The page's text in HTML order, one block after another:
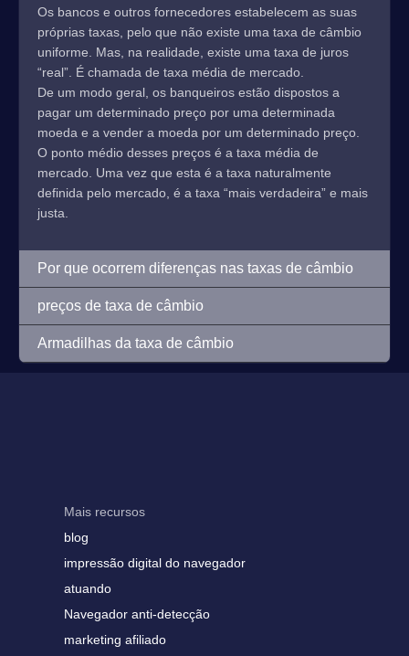
Os bancos e outros fornecedores estabelecem as suas
próprias taxas, pelo que não existe uma taxa de câmbio
uniforme. Mas, na realidade, existe uma taxa de juros
“real”. É chamada de taxa média de mercado.
De um modo geral, os banqueiros estão dispostos a
pagar um determinado preço por uma determinada
moeda e a vender a moeda por um determinado preço.
O ponto médio desses preços é a taxa média de
mercado. Uma vez que esta é a taxa naturalmente
definida pelo mercado, é a taxa “mais verdadeira” e mais
justa.
Por que ocorrem diferenças nas taxas de câmbio
preços de taxa de câmbio
Armadilhas da taxa de câmbio
Mais recursos
blog
impressão digital do navegador
atuando
Navegador anti-detecção
marketing afiliado